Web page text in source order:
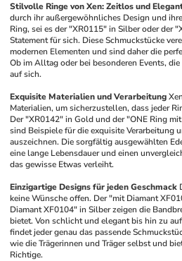
Stilvolle Ringe von Xen: Zeitlos und
durch ihr außergewöhnliches Design und
Ring, sei es der "XR0115" in Silber oder der
Statement für sich. Diese Schmuckstücke
modernen Elementen und sind daher die
Ob im Alltag oder bei besonderen Events,
auf sich.
Exquisite Materialien und Verarbeitung
Materialien, um sicherzustellen, dass jeder
Der "XR0142" in Gold und der "ONE Ring
sind Beispiele für die exquisite Verarbeitung
auszeichnen. Die sorgfältig ausgewählten
eine lange Lebensdauer und einen
das gewisse Etwas verleiht.
Einzigartige Designs für jeden Geschmack
keine Wünsche offen. Der "mit Diamant
Diamant XF0104" in Silber zeigen die
bietet. Von schlicht und elegant bis hin zu
findet jeder genau das passende
wie die Trägerinnen und Träger selbst und
Richtige.